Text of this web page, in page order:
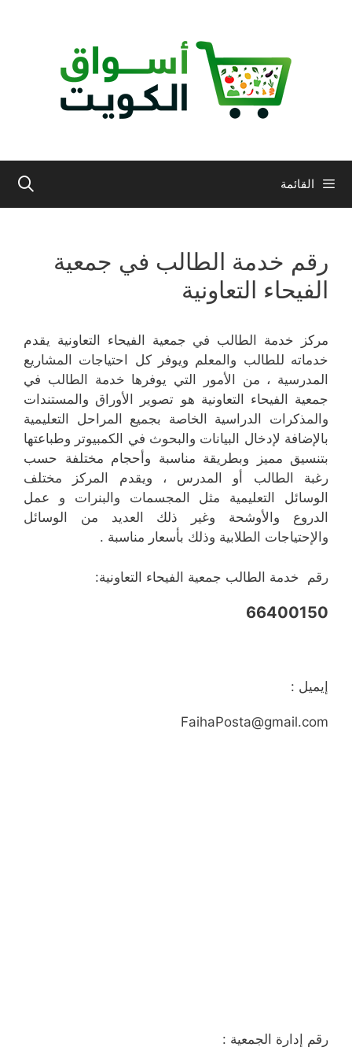
القائمة
رقم خدمة الطالب في جمعية
الفيحاء التعاونية
مركز خدمة الطالب في جمعية الفيحاء التعاونية يقدم
خدماته للطالب والمعلم ويوفر كل احتياجات المشاريع
المدرسية ، من الأمور التي يوفرها خدمة الطالب في
جمعية الفيحاء التعاونية هو تصوير الأوراق والمستندات
والمذكرات الدراسية الخاصة بجميع المراحل التعليمية
بالإضافة لإدخال البيانات والبحوث في الكمبيوتر وطباعتها
بتنسيق مميز وبطريقة مناسبة وأحجام مختلفة حسب
رغبة الطالب أو المدرس ، ويقدم المركز مختلف
الوسائل التعليمية مثل المجسمات والبنرات و عمل
الدروع والأوشحة وغير ذلك العديد من الوسائل
والإحتياجات الطلابية وذلك بأسعار مناسبة .
رقم خدمة الطالب جمعية الفيحاء التعاونية:
66400150
إيميل :
FaihaPosta@gmail.com
رقم إدارة الجمعية :